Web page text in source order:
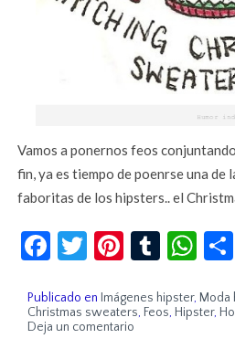
Vamos a ponernos feos
fin, ya es tiempo de poenrse una de
faboritas de los hipsters.. el
Facebook
Twitter
Pinterest
Tumblr
Publicado en Imágenes hipster, Moda
Christmas sweaters, Feos, Hipster,
Deja un comentario